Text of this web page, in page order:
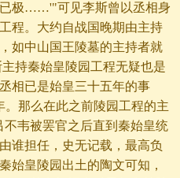
极……'"可见李斯曾以丞相身
程。大约自战国晚期由主持
如中山国王陵墓的主持者就
持秦始皇陵园工程无疑也是
相已是始皇三十五年的事
那么在此之前陵园工程的主
不韦被罢官之后直到秦始皇统
谁担任，史无记载，最高负
始皇陵园出土的陶文可知，